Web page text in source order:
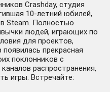
Crashday, студия
10-летний юбилей,
Steam. Полностью
людей, играющих по
для проектов,
прекрасная
поклонников с
распространения,
игры. Встречайте: